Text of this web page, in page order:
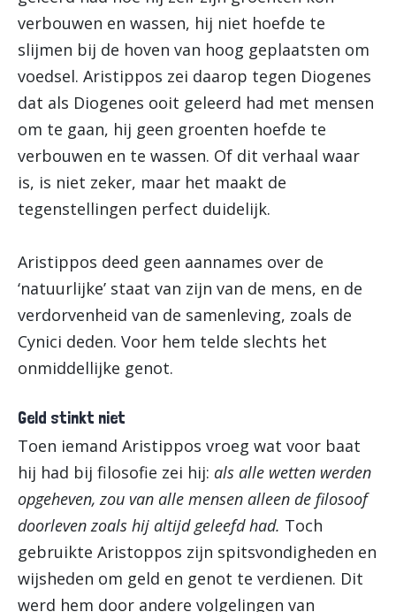
verbouwen en wassen, hij niet hoefde te
slijmen bij de hoven van hoog geplaatsten om
voedsel. Aristippos zei daarop tegen Diogenes
dat als Diogenes ooit geleerd had met mensen
om te gaan, hij geen groenten hoefde te
verbouwen en te wassen. Of dit verhaal waar
is, is niet zeker, maar het maakt de
tegenstellingen perfect duidelijk.
Aristippos deed geen aannames over de
‘natuurlijke’ staat van zijn van de mens, en de
verdorvenheid van de samenleving, zoals de
Cynici deden. Voor hem telde slechts het
onmiddellijke genot.
Geld stinkt niet
Toen iemand Aristippos vroeg wat voor baat
hij had bij filosofie zei hij: als alle wetten werden
opgeheven, zou van alle mensen alleen de filosoof
doorleven zoals hij altijd geleefd had. Toch
gebruikte Aristoppos zijn spitsvondigheden en
wijsheden om geld en genot te verdienen. Dit
werd hem door andere volgelingen van